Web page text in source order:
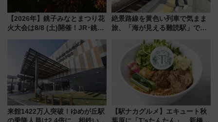
【2026年】銚子みなとまつり花
火大会は8/8 (土)開催！JR･銚子
報、利根川に咲く8,000発の大迫
力＆屋台を満喫
絶景路線を黄色い列車で気まま
旅、「海が見える難読駅」で幸
「新・鉄道ひとり旅」279回目
の舞台は「島原鉄道」
来館1422万人突破！ゆめが丘駅
【駅ナカグルメ】エキュート秋